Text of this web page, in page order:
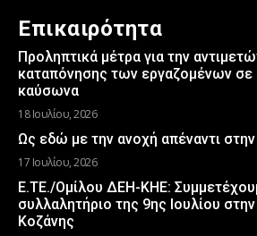
Επικαιρότητα
Προληπτικά μέτρα για την
καταπόνησης των εργαζομένων σε
καύσωνα
18 Ιουλίου, 2026
Ως εδώ με την ανοχή απέναντι στην
17 Ιουλίου, 2026
Ε.ΤΕ./Ομίλου ΔΕΗ-ΚΗΕ:
συλλαλητήριο της 9ης Ιουλίου
Κοζάνης